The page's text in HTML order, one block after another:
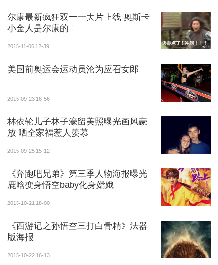
尔康最新疯狂双十一大片上线 奥斯卡
小金人是尔康的！
2015-11-06 12-39
美国前奥运会运动员沦为应召女郎
2015-09-23 16-56
林依轮儿子林子濠留美照曝光画风豪
放 晒全家福惹人羡慕
2015-09-25 15-12
《奔跑吧兄弟》第三季人物海报曝光
鹿晗变身悟空baby化身嫦娥
2015-10-21 18-00
《西游记之孙悟空三打白骨精》法器
版海报
2015-10-22 16-13